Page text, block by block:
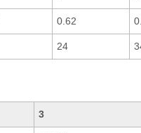
0.62
24
3